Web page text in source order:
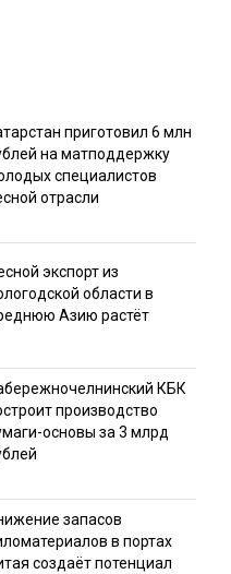
приготовил 6 млн
на матподдержку
специалистов
отрасли
экспорт из
области в
Азию растёт
КБК
производство
основы за 3 млрд
запасов
в портах
создаёт потенциал